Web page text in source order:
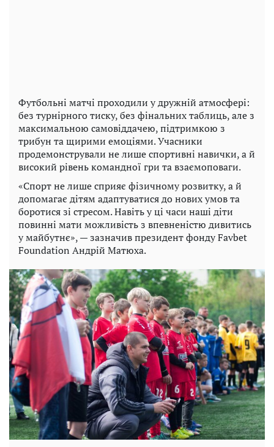
Футбольні матчі проходили у дружній атмосфері:
без турнірного тиску, без фінальних таблиць, але з
максимальною самовіддачею, підтримкою з
трибун та щирими емоціями. Учасники
продемонстрували не лише спортивні навички, а й
високий рівень командної гри та взаємоповаги.
«Спорт не лише сприяє фізичному розвитку, а й
допомагає дітям адаптуватися до нових умов та
боротися зі стресом. Навіть у ці часи наші діти
повинні мати можливість з впевненістю дивитись
у майбутнє», — зазначив президент фонду Favbet
Foundation Андрій Матюха.